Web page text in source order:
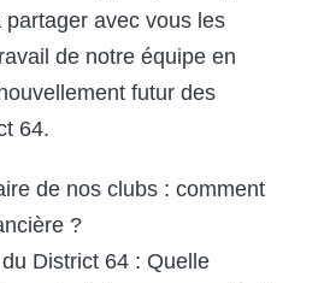
avec vous les
de notre équipe en
futur des
64.
de nos clubs : comment
?
District 64 : Quelle